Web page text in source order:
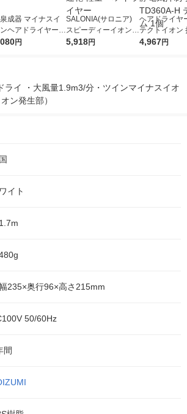
成器 マイナスイ
ヘアドライヤー K
9620/K 1台
円
SALONIA(サロニア)
スピーディーイオンド
ライヤー グレー 大風
5,918円
ヘアドライヤ
テクトイオン
たみ 軽量 大
4,967円
ライ ・大風量1.9m3/分・ツインマイナスイオ
ン発生部）
イト
235×奥行96×高さ215mm
50/60Hz
間